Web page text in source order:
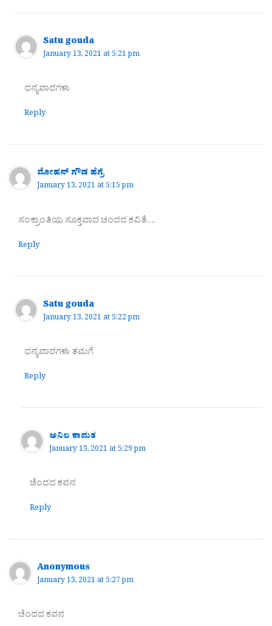
Satu gouda
January 13, 2021 at 5:21 pm
ಧನ್ಯವಾದಗಳು
Reply
ಮೋಹನ್ ಗೌಡ ಹೆಗ್ರೆ
January 13, 2021 at 5:15 pm
ಸಂಕ್ರಾಂತಿಯ ಸೂಕ್ತವಾದ ಚಂದದ ಕವಿತೆ….
Reply
Satu gouda
January 13, 2021 at 5:22 pm
ಧನ್ಯವಾದಗಳು ತಮಗೆ
Reply
ಅನಿಲ ಕಾಮತ
January 13, 2021 at 5:29 pm
ಚೆಂದದ ಕವನ
Reply
Anonymous
January 13, 2021 at 5:27 pm
ಚೆಂದದ ಕವನ